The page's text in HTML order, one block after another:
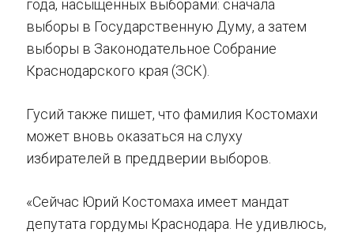
года, насыщенных выборами: сначала
выборы в Государственную Думу, а затем
выборы в Законодательное Собрание
Краснодарского края (ЗСК).
Гусий также пишет, что фамилия Костомахи
может вновь оказаться на слуху
избирателей в преддверии выборов.
«Сейчас Юрий Костомаха имеет мандат
депутата гордумы Краснодара. Не удивлюсь,